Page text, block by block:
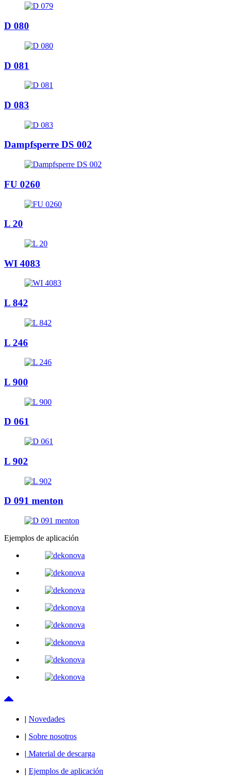
D 080
D 081
D 083
Dampfsperre DS 002
FU 0260
L 20
WI 4083
L 842
L 246
L 900
D 061
L 902
D 091 menton
Ejemplos de aplicación
| Novedades
| Sobre nosotros
| Material de descarga
| Ejemplos de aplicación